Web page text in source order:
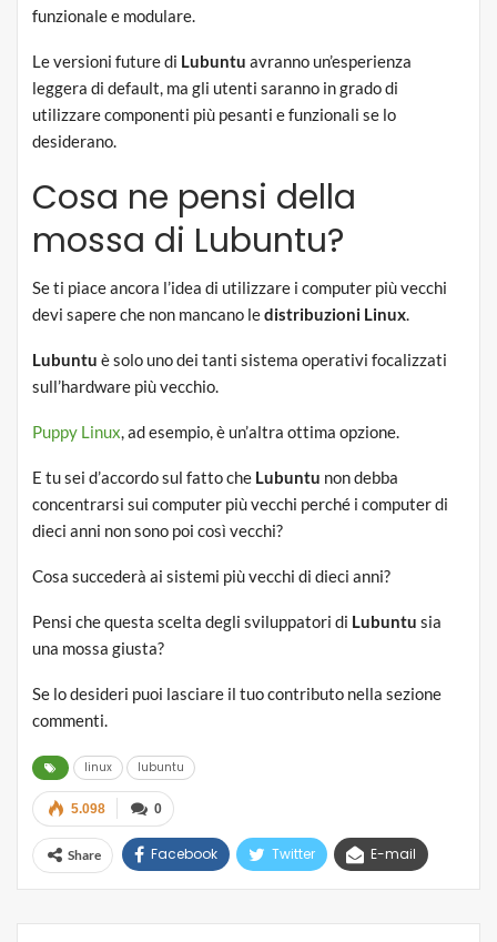
funzionale e modulare.
Le versioni future di Lubuntu avranno un’esperienza
leggera di default, ma gli utenti saranno in grado di
utilizzare componenti più pesanti e funzionali se lo
desiderano.
Cosa ne pensi della
mossa di Lubuntu?
Se ti piace ancora l’idea di utilizzare i computer più vecchi
devi sapere che non mancano ledistribuzioni Linux
Lubuntu è solo uno dei tanti sistema operativi focalizzati
sull’hardware più vecchio.
Puppy Linux , ad esempio, è un’altra ottima opzione.
E tu sei d’accordo sul fatto che Lubuntu non debba
concentrarsi sui computer più vecchi perché i computer di
dieci anni non sono poi così vecchi?
Cosa succederà ai sistemi più vecchi di dieci anni?
Pensi che questa scelta degli sviluppatori di Lubuntu sia
una mossa giusta?
Se lo desideri puoi lasciare il tuo contributo nella sezione
commenti.
linux lubuntu
0
5.098
Share Facebook Twitter E-mail